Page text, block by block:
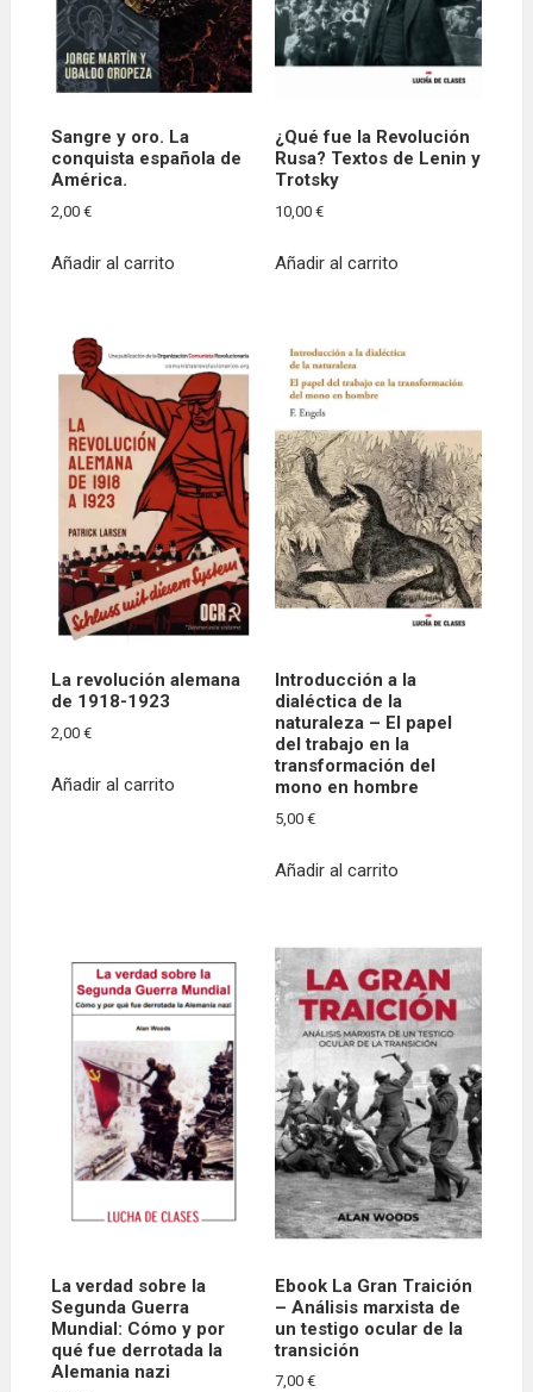
la
página
de
Sangre y oro. La
conquista española de
América.
2,00€
Añadir al carrito
¿Qué fue la Revolución
Rusa? Textos de Lenin y
Trotsky
10,00€
Añadir al carrito
La revolución alemana
de 1918-1923
2,00€
Añadir al carrito
Introducción a la
dialéctica de la
naturaleza – El papel
del trabajo en la
transformación del
mono en hombre
5,00€
Añadir al carrito
La verdad sobre la
Segunda Guerra
Mundial: Cómo y por
qué fue derrotada la
Alemania nazi
Ebook La Gran Traición
– Análisis marxista de
un testigo ocular de la
transición
7,00€